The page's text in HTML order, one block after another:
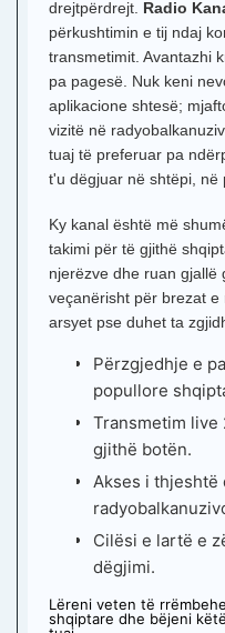
drejtpërdrejt. Radio
përkushtimin e tij ndaj
transmetimit. Avantazhi
pa pagesë. Nuk keni
aplikacione shtesë;
vizitë në
tuaj të preferuar pa
t'u dëgjuar në shtëpi, në
Ky kanal është më
takimi për të gjithë
njerëzve dhe ruan gjallë
veçanërisht për brezat
arsyet pse duhet ta
Përzgjedhje e
popullore
Transmetim live
gjithë botën.
Akses i thjeshtë
Cilësi e lartë e
dëgjimi.
Lëreni veten të
shqiptare dhe bëjeni